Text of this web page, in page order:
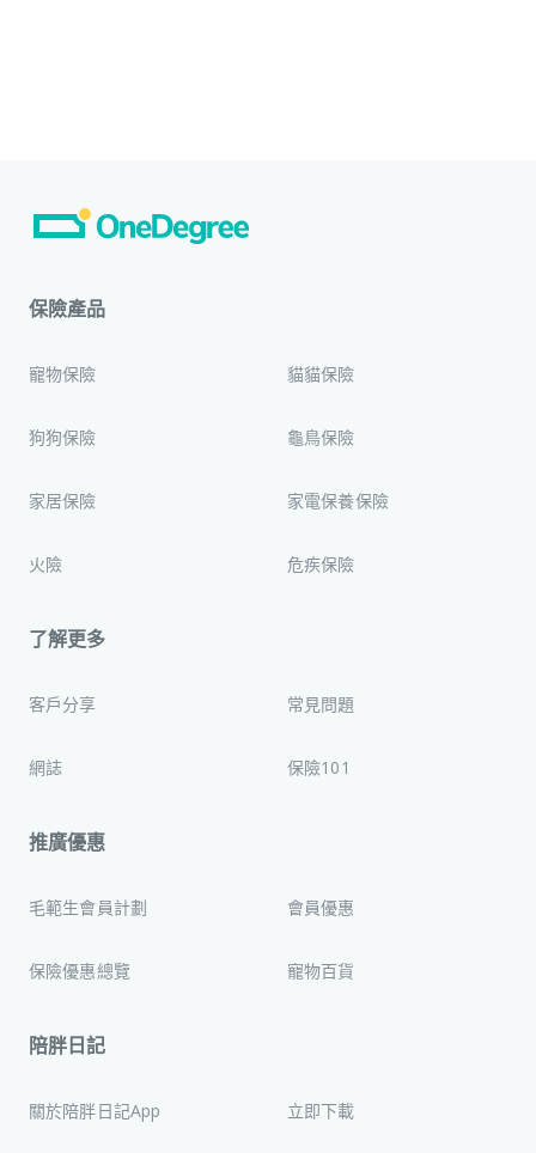
保險產品
寵物保險 貓貓保險
狗狗保險 龜鳥保險
家居保險 家電保養保險
火險 危疾保險
了解更多
客戶分享 常見問題
網誌 保險101
推廣優惠
毛範生會員計劃 會員優惠
保險優惠總覽 寵物百貨
陪胖日記
關於陪胖日記App 立即下載